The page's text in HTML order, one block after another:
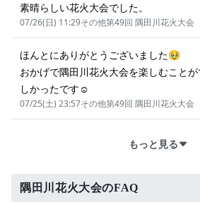
素晴らしい花火大会でした。
07/26(日) 11:29その他第49回 隅田川花火大会
ほんとにありがとうございました🥹
おかげで隅田川花火大会を楽しむこと
しかったです☺️
07/25(土) 23:57その他第49回 隅田川花火大会
もっと見る
隅田川花火大会のFAQ